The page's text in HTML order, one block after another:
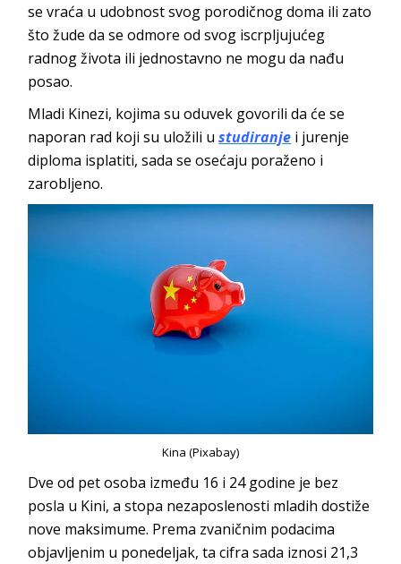
se vraća u udobnost svog porodičnog doma ili zato
što žude da se odmore od svog iscrpljujućeg
radnog života ili jednostavno ne mogu da nađu
posao.
Mladi Kinezi, kojima su oduvek govorili da će se
naporan rad koji su uložili ustudiranje i jurenje
diploma isplatiti, sada se osećaju poraženo i
zarobljeno.
Kina (Pixabay)
Dve od pet osoba između 16 i 24 godine je bez
posla u Kini, a stopa nezaposlenosti mladih dostiže
nove maksimume. Prema zvaničnim podacima
objavljenim u ponedeljak, ta cifra sada iznosi 21,3